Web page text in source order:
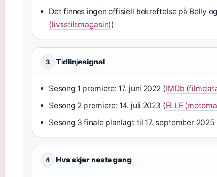
Det finnes ingen offisiell bekreftelse på Belly
(livsstilsmagasin))
3 Tidlinjesignal
Sesong 1 premiere: 17. juni 2022 (IMDb
Sesong 2 premiere: 14. juli 2023 (ELLE
Sesong 3 finale planlagt til 17. september 2025
4 Hva skjer neste gang